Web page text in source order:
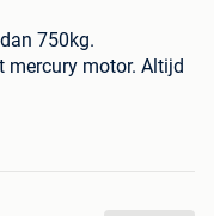
750kg.
mercury motor. Altijd
kan je omvormen